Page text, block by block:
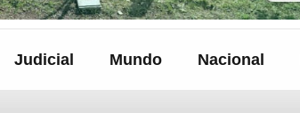
Judicial Mundo Nacional